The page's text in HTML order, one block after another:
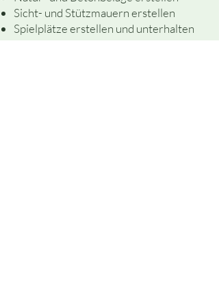
Sicht- und Stützmauern erstellen
Spielplätze erstellen und unterhalten